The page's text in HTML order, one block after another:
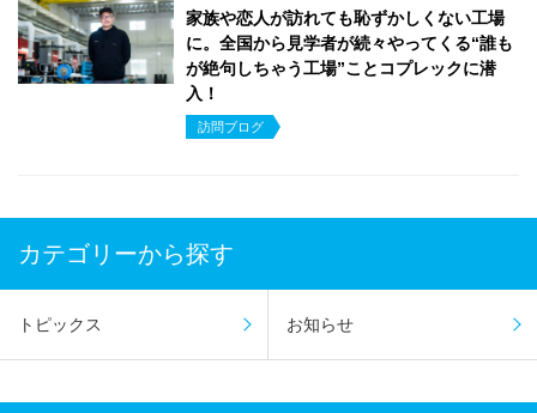
家族や恋人が訪れても恥ずかしくない工場
に。全国から見学者が続々やってくる“誰も
が絶句しちゃう工場”ことコプレックに潜
入！
訪問ブログ
カテゴリーから探す
トピックス お知らせ